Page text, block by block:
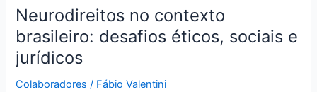
Neurodireitos no contexto
brasileiro: desafios éticos, sociais e
jurídicos
Colaboradores / Fábio Valentini